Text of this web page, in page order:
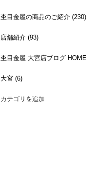
杢目金屋の商品のご紹介 (230)
店舗紹介 (93)
杢目金屋 大宮店ブログ HOME
大宮 (6)
カテゴリを追加